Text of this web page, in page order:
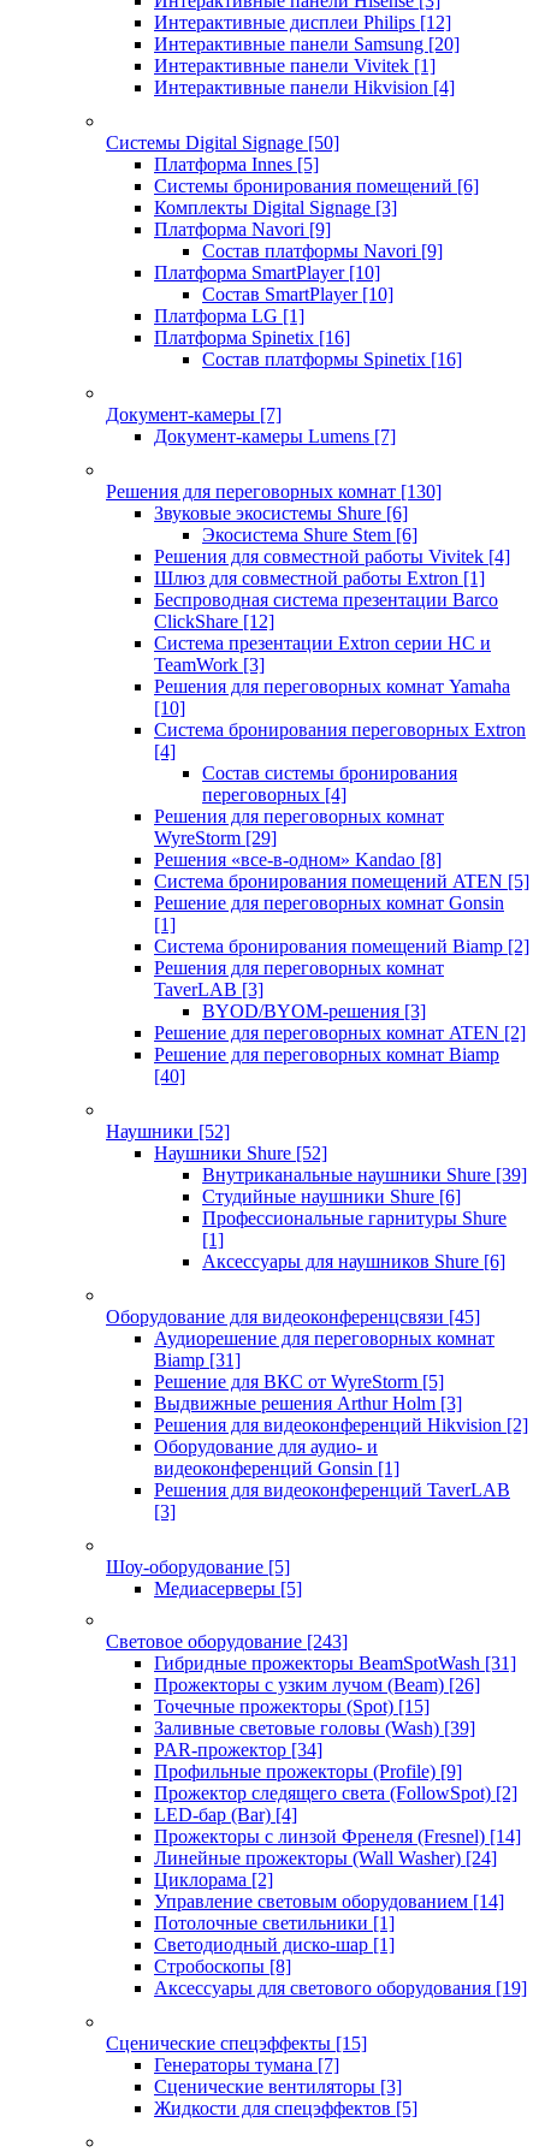
Интерактивные дисплеи Philips [12]
Интерактивные панели Samsung [20]
Интерактивные панели Vivitek [1]
Интерактивные панели Hikvision [4]
Системы Digital Signage [50]
Платформа Innes [5]
Системы бронирования помещений [6]
Комплекты Digital Signage [3]
Платформа Navori [9]
Состав платформы Navori [9]
Платформа SmartPlayer [10]
Состав SmartPlayer [10]
Платформа LG [1]
Платформа Spinetix [16]
Состав платформы Spinetix [16]
Документ-камеры [7]
Документ-камеры Lumens [7]
Решения для переговорных комнат [130]
Звуковые экосистемы Shure [6]
Экосистема Shure Stem [6]
Решения для совместной работы Vivitek [4]
Шлюз для совместной работы Extron [1]
Беспроводная система презентации Barco
ClickShare [12]
Система презентации Extron серии HC и
TeamWork [3]
Решения для переговорных комнат Yamaha
[10]
Система бронирования переговорных Extron
[4]
Состав системы бронирования
переговорных [4]
Решения для переговорных комнат
WyreStorm [29]
Решения «все-в-одном» Kandao [8]
Система бронирования помещений ATEN [5]
Решение для переговорных комнат Gonsin
[1]
Система бронирования помещений Biamp [2]
Решения для переговорных комнат
TaverLAB [3]
BYOD/BYOM-решения [3]
Решение для переговорных комнат ATEN [2]
Решение для переговорных комнат Biamp
[40]
Наушники [52]
Наушники Shure [52]
Внутриканальные наушники Shure [39]
Студийные наушники Shure [6]
Профессиональные гарнитуры Shure
[1]
Аксессуары для наушников Shure [6]
Оборудование для видеоконференцсвязи [45]
Аудиорешение для переговорных комнат
Biamp [31]
Решение для ВКС от WyreStorm [5]
Выдвижные решения Arthur Holm [3]
Решения для видеоконференций Hikvision [2]
Оборудование для аудио- и
видеоконференций Gonsin [1]
Решения для видеоконференций TaverLAB
[3]
Шоу-оборудование [5]
Медиасерверы [5]
Световое оборудование [243]
Гибридные прожекторы BeamSpotWash [31]
Прожекторы с узким лучом (Beam) [26]
Точечные прожекторы (Spot) [15]
Заливные световые головы (Wash) [39]
PAR-прожектор [34]
Профильные прожекторы (Profile) [9]
Прожектор следящего света (FollowSpot) [2]
LED-бар (Bar) [4]
Прожекторы с линзой Френеля (Fresnel) [14]
Линейные прожекторы (Wall Washer) [24]
Циклорама [2]
Управление световым оборудованием [14]
Потолочные светильники [1]
Светодиодный диско-шар [1]
Стробоскопы [8]
Аксессуары для светового оборудования [19]
Сценические спецэффекты [15]
Генераторы тумана [7]
Сценические вентиляторы [3]
Жидкости для спецэффектов [5]